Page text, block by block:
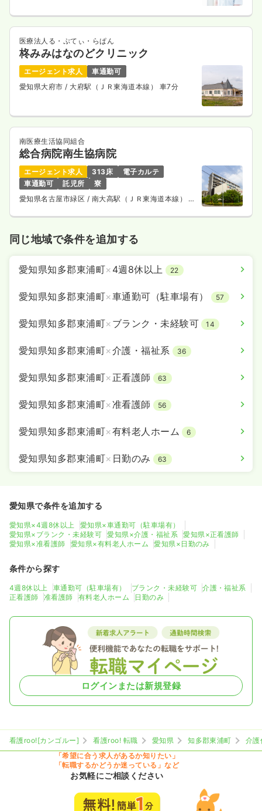
医療法人る・ぷてぃ・らぱん
柊みみはなのどクリニック
エージェント求人
車通勤可
愛知県大府市 / 大府駅（ＪＲ東海道本線） 車7分
南医療生活協同組合
総合病院南生協病院
エージェント求人 313床
電子カルテ
車通勤可
託児所
寮
愛知県名古屋市緑区 / 南大高駅（ＪＲ東海道本線） 徒
同じ地域で条件を追加する
愛知県知多郡東浦町× 4週8休以上 22
愛知県知多郡東浦町×車通勤可（駐車場有） 57
愛知県知多郡東浦町× ブランク・未経験可 14
愛知県知多郡東浦町×介護・福祉系 36
愛知県知多郡東浦町× 正看護師 63
愛知県知多郡東浦町×准看護師 56
愛知県知多郡東浦町×有料老人ホーム 6
愛知県知多郡東浦町× 日勤のみ 63
愛知県で条件を追加する
愛知県×4週8休以上
愛知県×車通勤可（駐車場有）
愛知県×ブランク・未経験可
愛知県×介護・福祉系
愛知県×正看護師
愛知県×准看護師
愛知県×有料老人ホーム 愛知県×日勤のみ
条件から探す
4週8休以上 車通勤可（駐車場有） ブランク・未経験可
介護・福祉系
正看護師
准看護師 有料老人ホーム 日勤のみ
ログインまたは新規登録
看護roo![カンゴルー] 看護roo! 転職 愛知県 知多郡東浦町
介護
「希望に合う求人があるか知りたい」
「転職するかどうか迷っている」など
お気軽にご相談ください